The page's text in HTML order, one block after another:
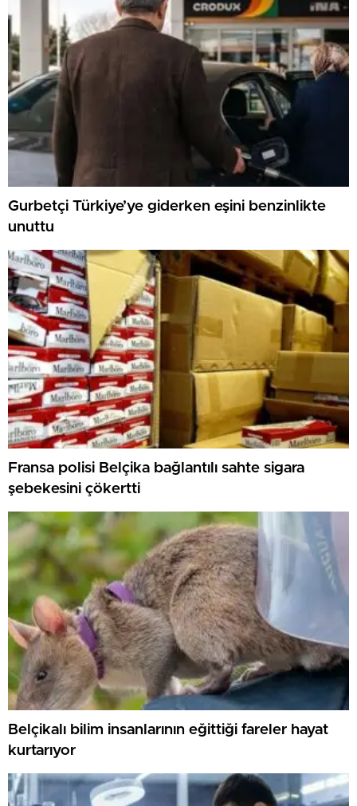
Gurbetçi Türkiye’ye giderken eşini benzinlikte
unuttu
Fransa polisi Belçika bağlantılı sahte sigara
şebekesini çökertti
Belçikalı bilim insanlarının eğittiği fareler hayat
kurtarıyor